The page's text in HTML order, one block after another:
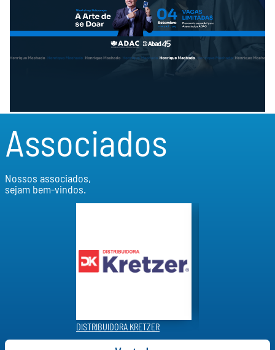
Associados
Nossos associados,
sejam bem-vindos.
DISTRIBUIDORA KRETZER